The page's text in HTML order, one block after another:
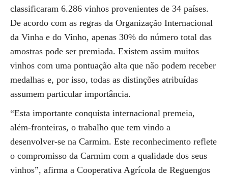
classificaram 6.286 vinhos provenientes de 34 países.
De acordo com as regras da Organização Internacional
da Vinha e do Vinho, apenas 30% do número total das
amostras pode ser premiada. Existem assim muitos
vinhos com uma pontuação alta que não podem receber
medalhas e, por isso, todas as distinções atribuídas
assumem particular importância.
“Esta importante conquista internacional premeia,
além-fronteiras, o trabalho que tem vindo a
desenvolver-se na Carmim. Este reconhecimento reflete
o compromisso da Carmim com a qualidade dos seus
vinhos”, afirma a Cooperativa Agrícola de Reguengos